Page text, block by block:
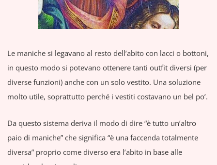
Le maniche si legavano al resto dell’abito con lacci o bottoni,
in questo modo si potevano ottenere tanti outfit diversi (per
diverse funzioni) anche con un solo vestito. Una soluzione
molto utile, soprattutto perché i vestiti costavano un bel po’.
Da questo sistema deriva il modo di dire “è tutto un’altro
paio di maniche” che significa “è una faccenda totalmente
diversa” proprio come diverso era l’abito in base alle